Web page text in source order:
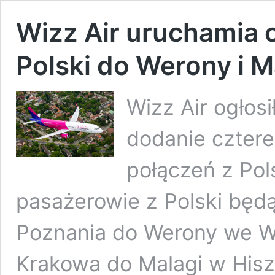
Wizz Air uruchamia
Polski do Werony i
Wizz Air
dodanie
połączeń z
pasażerowie z Polski
Poznania do Werony we
Krakowa do Malagi w